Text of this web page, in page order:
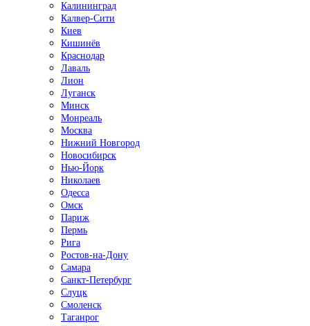
Калининград
Калвер-Сити
Киев
Кишинёв
Краснодар
Лаваль
Лион
Луганск
Минск
Монреаль
Москва
Нижний Новгород
Новосибирск
Нью-Йорк
Николаев
Одесса
Омск
Париж
Пермь
Рига
Ростов-на-Дону
Самара
Санкт-Петербург
Слуцк
Смоленск
Таганрог